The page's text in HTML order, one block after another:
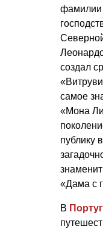
создал
самое
«Мона
публику
«Дама с
В